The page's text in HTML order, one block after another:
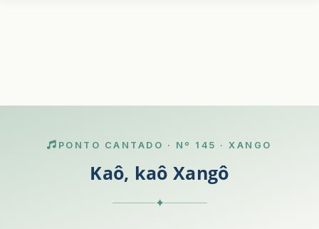
PONTO CANTADO · Nº 145 · XANGO
Kaô, kaô Xangô
✦